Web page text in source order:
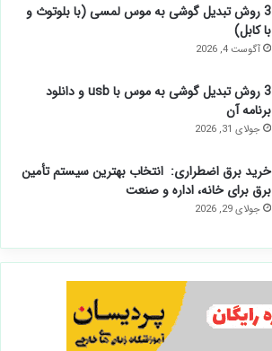
3 روش تبدیل گوشی به موس لمسی (با بلوتوث و
با کابل)
آگوست 4, 2026
3 روش تبدیل گوشی به موس با usb و دانلود
برنامه آن
جولای 31, 2026
خرید برق اضطراری: انتخاب بهترین سیستم تأمین
برق برای خانه، اداره و صنعت
جولای 29, 2026